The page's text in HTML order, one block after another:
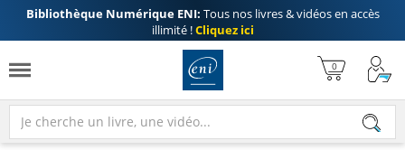
Bibliothèque Numérique ENI: Tous nos livres & vidéos en accès
illimité !Cliquez ici